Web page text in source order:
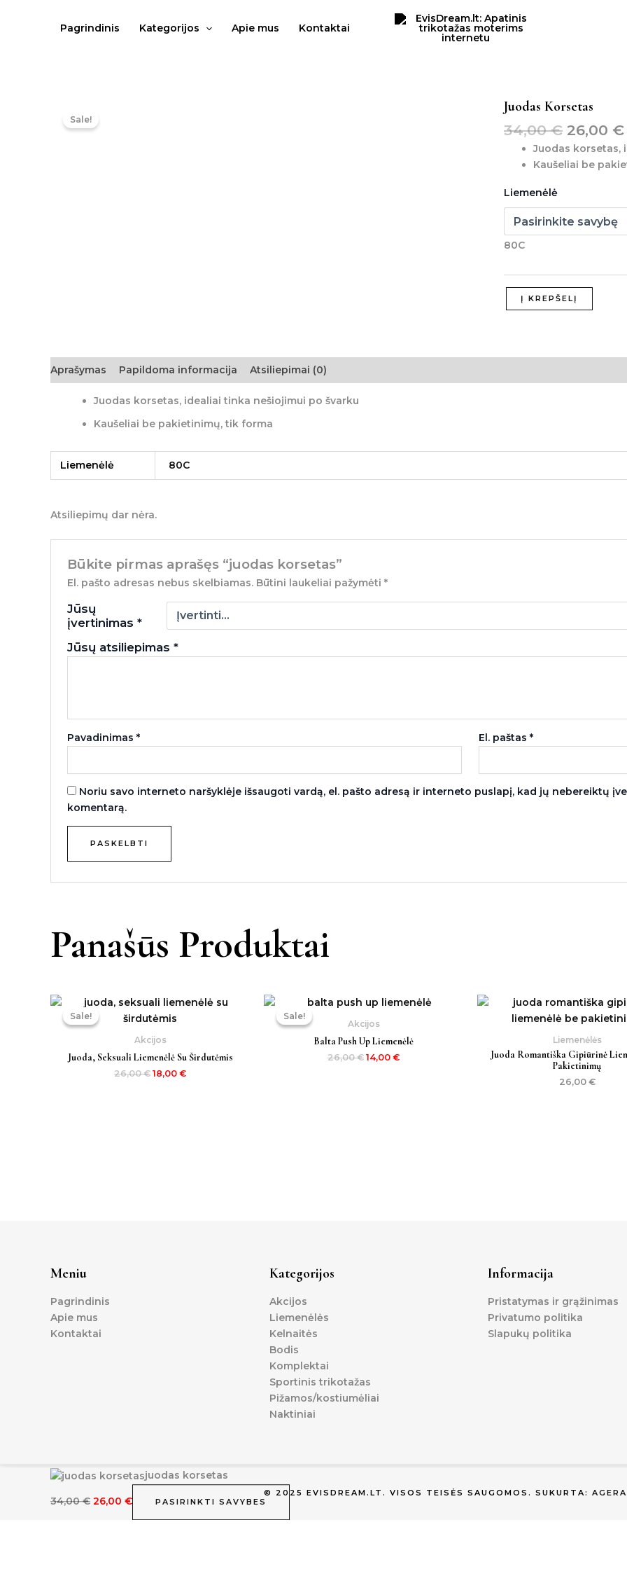
Pagrindinis Kategorijos Apie mus Kontaktai
Sale!
Juodas Korsetas
34,00€
Original
price
was:
34,00
26,00 €
Juodas korsetas,
Kaušeliai be
Liemenėlė
80C
produkto
kiekis:
juodas
korsetas
Į KREPŠELĮ
Aprašymas Papildoma informacija Atsiliepimai (0)
Juodas korsetas, idealiai tinka nešiojimui po švarku
Kaušeliai be pakietinimų, tik forma
Liemenėlė 80C
Atsiliepimų dar nėra.
Būkite pirmas aprašęs “juodas korsetas”
El. pašto adresas nebus skelbiamas. Būtini laukeliai pažymėti*
Jūsų
įvertinimas*
Jūsų atsiliepimas*
Pavadinimas* El. paštas *
Noriu savo interneto naršyklėje išsaugoti vardą, el. pašto adresą ir interneto puslapį, kad jų nebereiktų
komentarą.
Panašūs Produktai
Sale!
Sale!
Akcijos
Juoda, Seksuali Liemenėlė Su Širdutėmis
26,00€
Original
was:
18,00 €
Current
Sale!
Sale!
Akcijos
Balta Push Up Liemenėlė
26,00€
Original
price
was:
26,00 €.
14,00 €
Current
Liemenėlės
Juoda Romantiška Gipiūrinė
Pakietinimų
26,00 €
Meniu
Pagrindinis
Apie mus
Kontaktai
Kategorijos
Akcijos
Liemenėlės
Kelnaitės
Bodis
Komplektai
Sportinis trikotažas
Pižamos/kostiumėliai
Naktiniai
Informacija
Pristatymas ir grąžinimas
Privatumo politika
Slapukų politika
© 2025 EVISDREAM.LT. VISOS TEISĖS SAUGOMOS. SUKURTA:
juodas korsetas
34,00€
Original
was:
34,00 €.
26,00 €
Current
is:
26,00 €.
PASIRINKTI SAVYBES